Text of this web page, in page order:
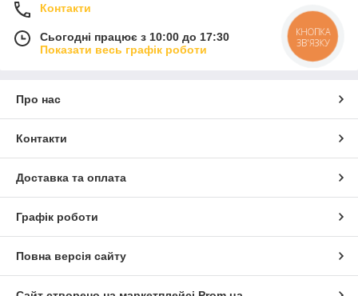
Контакти
Сьогодні працює з 10:00 до 17:30
Показати весь графік роботи
Про нас
Контакти
Доставка та оплата
Графік роботи
Повна версія сайту
КНОПКА
ЗВ'ЯЗКУ